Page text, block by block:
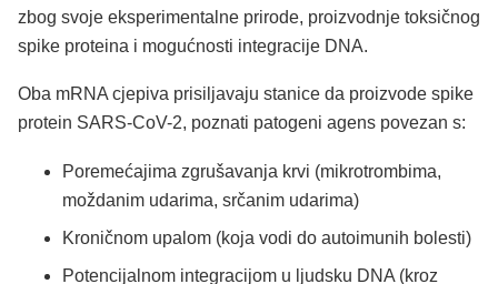
zbog svoje eksperimentalne prirode, proizvodnje toksičnog
spike proteina i mogućnosti integracije DNA.
Oba mRNA cjepiva prisiljavaju stanice da proizvode spike
protein SARS-CoV-2, poznati patogeni agens povezan s:
Poremećajima zgrušavanja krvi (mikrotrombima,
moždanim udarima, srčanim udarima)
Kroničnom upalom (koja vodi do autoimunih bolesti)
Potencijalnom integracijom u ljudsku DNA (kroz